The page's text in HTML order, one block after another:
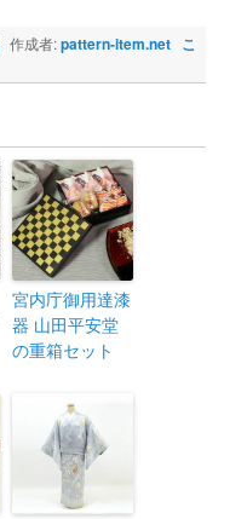
作成者:pattern-item.net こ
宮内庁御用達漆
器 山田平安堂
の重箱セット